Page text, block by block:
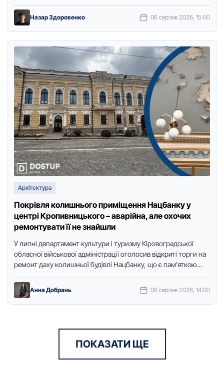
Назар Здоровенко 06 серпня 2026, 15:00
Архітектура
Покрівля колишнього приміщення Нацбанку у
центрі Кропивницького – аварійна, але охочих
ремонтувати її не знайшли
У липні департамент культури і туризму Кіровоградської
обласної військової адміністрації оголосив відкриті торги на
ремонт даху колишньої будівлі Нацбанку, що є пам’яткою
Анна Добрань 06 серпня 2026, 14:00
ПОКАЗАТИ ЩЕ